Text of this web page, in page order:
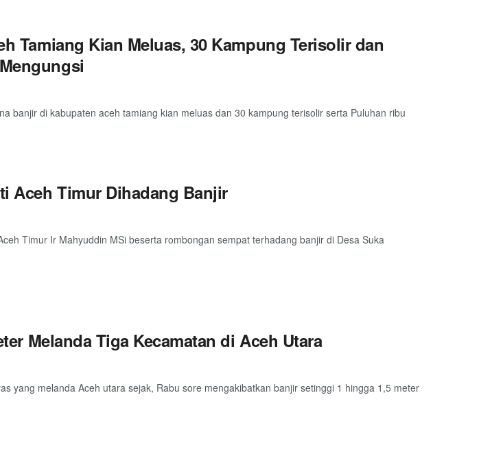
Tamiang Kian Meluas, 30 Kampung Terisolir dan
banjir di kabupaten aceh tamiang kian meluas dan 30 kampung terisolir serta Puluhan ribu
Aceh Timur Dihadang Banjir
Timur Ir Mahyuddin MSi beserta rombongan sempat terhadang banjir di Desa Suka
Melanda Tiga Kecamatan di Aceh Utara
yang melanda Aceh utara sejak, Rabu sore mengakibatkan banjir setinggi 1 hingga 1,5 meter